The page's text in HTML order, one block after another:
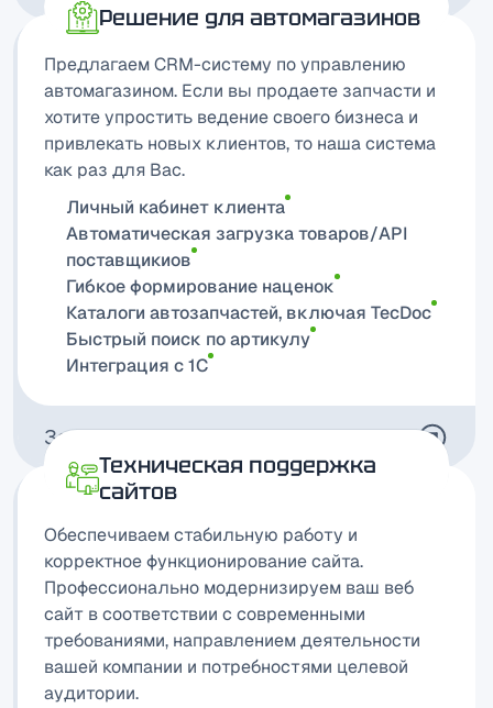
Решение для автомагазинов
Предлагаем CRM-систему по управлению
автомагазином. Если вы продаете запчасти и
хотите упростить ведение своего бизнеса и
привлекать новых клиентов, то наша система
как раз для Вас.
Личный кабинет клиента
Автоматическая загрузка товаров/API
поставщикиов
Гибкое формирование наценок
Каталоги автозапчастей, включая TecDoc
Быстрый поиск по артикулу
Интеграция с 1C
Задать вопрос
Техническая поддержка
сайтов
Обеспечиваем стабильную работу и
корректное функционирование сайта.
Профессионально модернизируем ваш веб
сайт в соответствии с современными
требованиями, направлением деятельности
вашей компании и потребностями целевой
аудитории.